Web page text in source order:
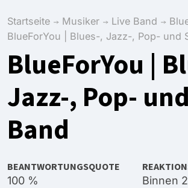
Startseite Musiker Live Band
BlueForYou | Blues-, Jazz-, Pop- und
BlueForYou |
Jazz-, Pop-
Band
BEANTWORTUNGSQUOTE
100 % Binnen